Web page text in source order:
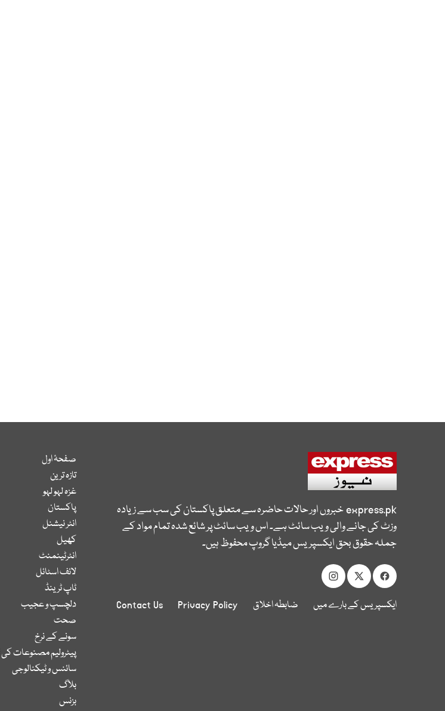
express.pkخبروں اور حالات حاضرہ سے متعلق پاکستان کی سب سے زیادہ
وزٹ کی جانے والی ویب سائٹ ہے۔ اس ویب سائٹ پر شائع شدہ تمام مواد کے
جملہ حقوق بحق ایکسپریس میڈیا گروپ محفوظ ہیں۔
ایکسپریس کے بارے میں ضابطہ اخلاق Privacy Policy
Contact Us
صفحۂ اول
تازہ ترین
غزہ لہو لہو
پاکستان
انٹر نیشنل
کھیل
انٹرٹینمنٹ
لائف اسٹائل
ٹاپ ٹرینڈ
دلچسپ و عجیب
صحت
سونے کے نرخ
پیٹرولیم مصنوعات
سائنس و ٹیکنالوجی
بلاگ
بزنس